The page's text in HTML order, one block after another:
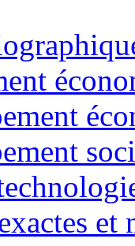
et